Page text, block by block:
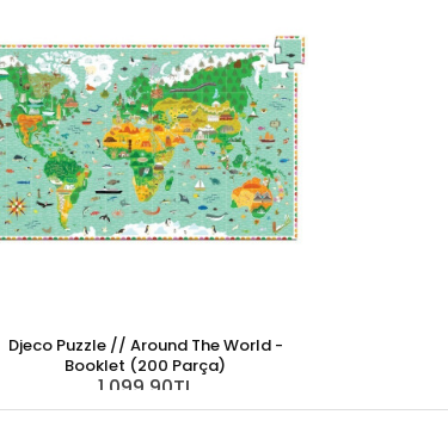
Djeco Puzzle // Around The World -
Booklet (200 Parça)
1.099,90TL
Djeco Puzzle